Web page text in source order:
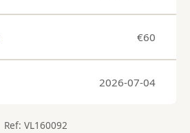
€60
2026-07-04
Ref: VL160092